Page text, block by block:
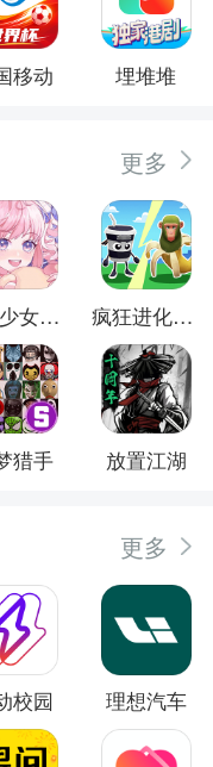
移动 埋堆堆
更多
星梦少女换装 疯狂进化防卫战
猎手 放置江湖
更多
校园 理想汽车